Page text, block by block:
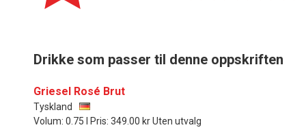
Drikke som passer til denne oppskriften
Griesel Rosé Brut
Tyskland
Volum: 0.75 l Pris: 349.00 kr Uten utvalg